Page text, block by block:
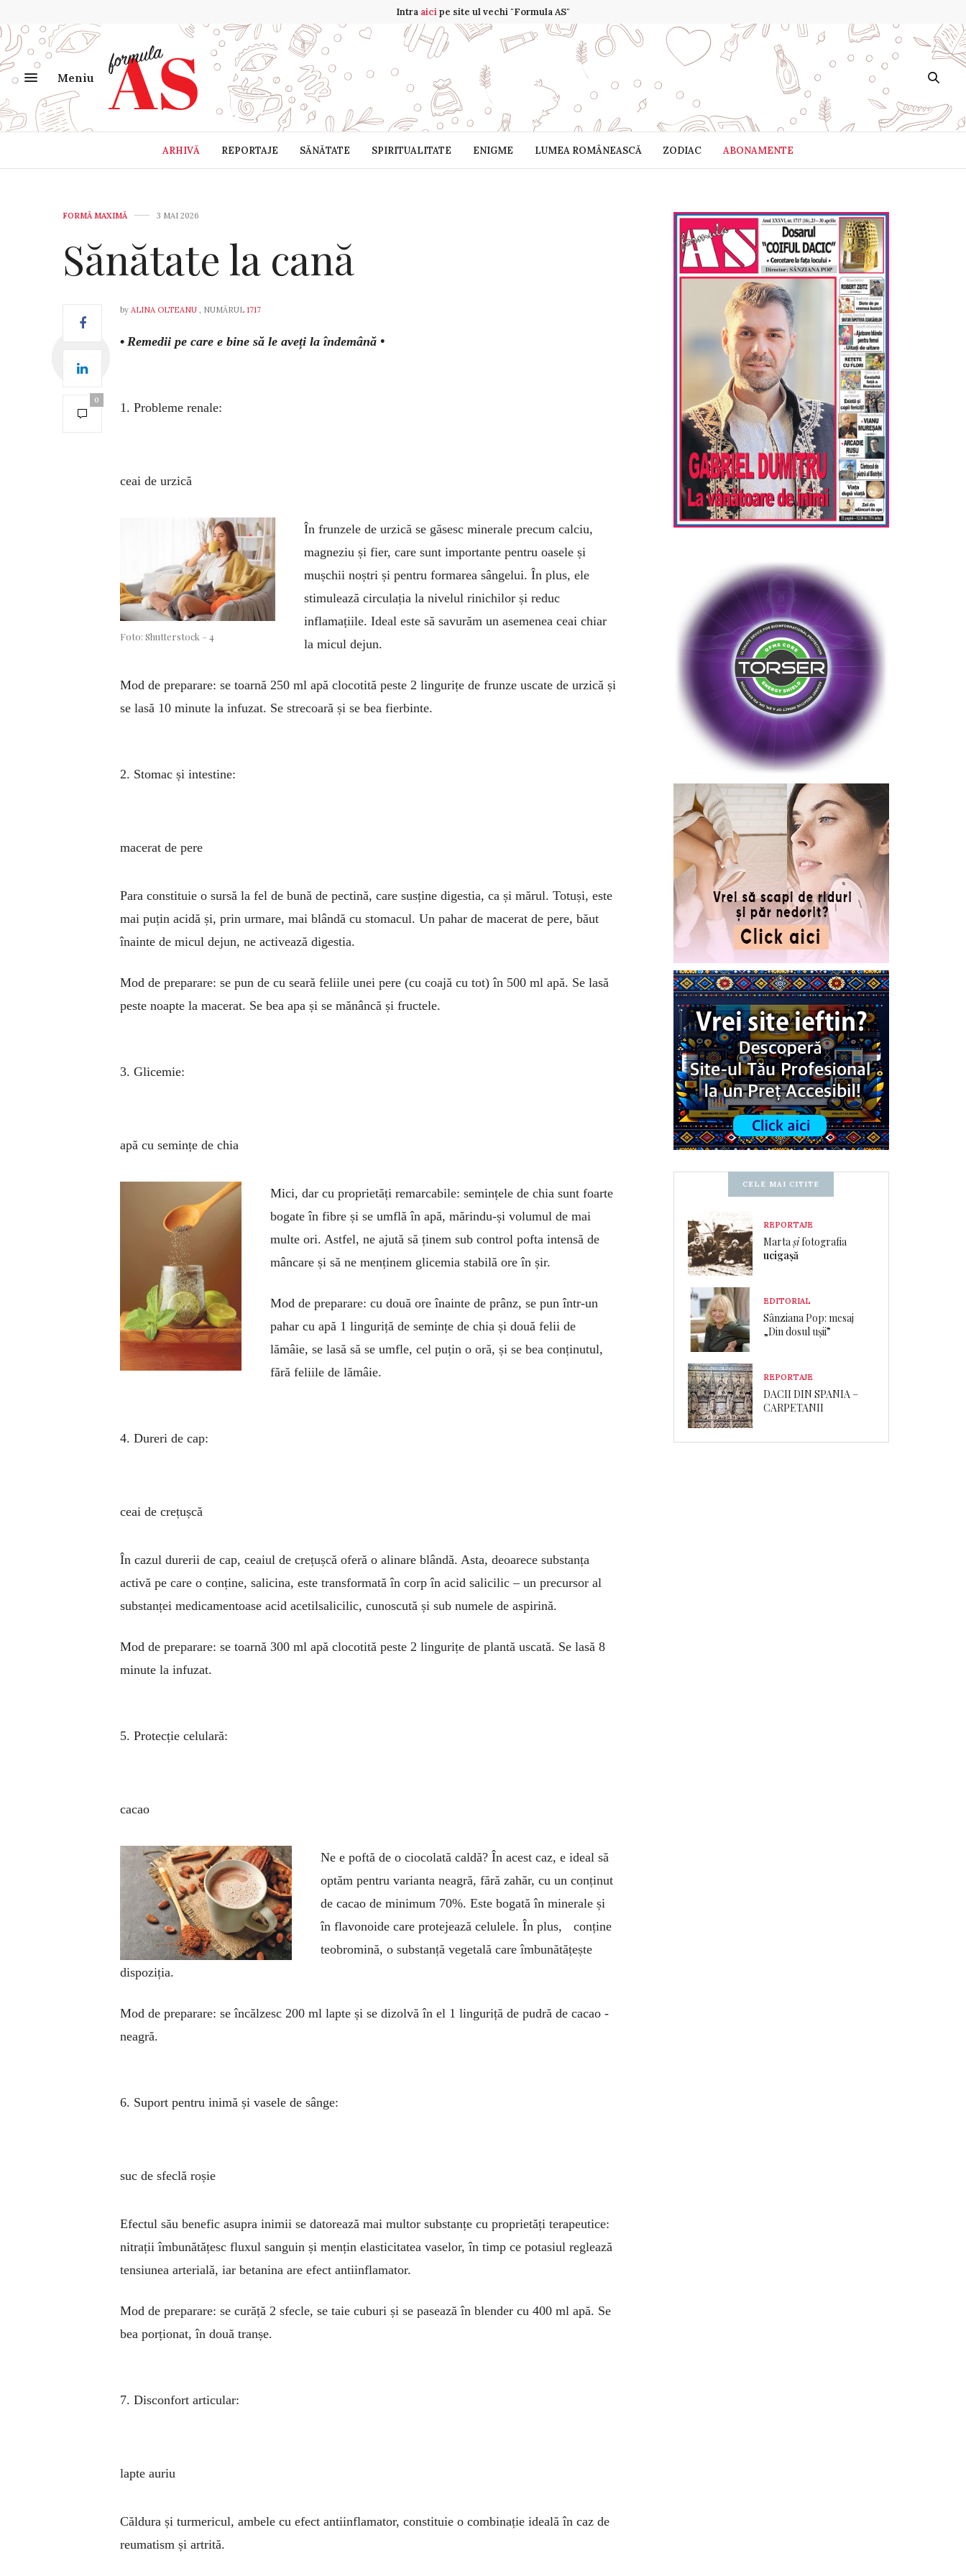
Intra aicipe site ul vechi "Formula AS"
Meniu
ARHIVĂ REPORTAJE SĂNĂTATE SPIRITUALITATE ENIGME LUMEA ROMÂNEASCĂ ZODIAC ABONAMENTE
FORMĂ MAXIMĂ 3 MAI 2026
Sănătate la cană
0
by ALINA OLTEANU , NUMĂRUL 1717
• Remedii pe care e bine să le aveți la îndemână •
1. Probleme renale:
ceai de urzică
Foto: Shutterstock – 4
În frunzele de urzică se găsesc minerale precum calciu,
magneziu și fier, care sunt importante pentru oasele și
mușchii noștri și pentru formarea sângelui. În plus, ele
stimulează circulația la nivelul rinichilor și reduc
inflamațiile. Ideal este să savurăm un asemenea ceai chiar
la micul dejun.
Mod de preparare: se toarnă 250 ml apă clocotită peste 2 lingurițe de frunze uscate de urzică și
se lasă 10 minute la infuzat. Se strecoară și se bea fierbinte.
2. Stomac și intestine:
macerat de pere
Para constituie o sursă la fel de bună de pectină, care susține digestia, ca și mărul. Totuși, este
mai puțin acidă și, prin urmare, mai blândă cu stomacul. Un pahar de macerat de pere, băut
înainte de micul dejun, ne activează digestia.
Mod de preparare: se pun de cu seară feliile unei pere (cu coajă cu tot) în 500 ml apă. Se lasă
peste noapte la macerat. Se bea apa și se mănâncă și fructele.
3. Glicemie:
apă cu semințe de chia
Mici, dar cu proprietăți remarcabile: semințele de chia sunt foarte
bogate în fibre și se umflă în apă, mărindu-și volumul de mai
multe ori. Astfel, ne ajută să ținem sub control pofta intensă de
mâncare și să ne menținem glicemia stabilă ore în șir.
Mod de preparare: cu două ore îna­inte de prânz, se pun într-un
pahar cu apă 1 linguriță de semințe de chia și două felii de
lămâie, se lasă să se umfle, cel puțin o oră, și se bea conținutul,
fără feliile de lămâie.
4. Dureri de cap:
ceai de crețușcă
În cazul durerii de cap, ceaiul de crețușcă oferă o alinare blândă. Asta, deoarece substanța
activă pe care o conține, salicina, este transformată în corp în acid salicilic – un precursor al
substanței medicamentoase acid acetilsalicilic, cunoscută și sub numele de aspirină.
Mod de preparare: se toarnă 300 ml apă clocotită peste 2 lingurițe de plantă uscată. Se lasă 8
minute la infuzat.
5. Protecție celulară:
cacao
Ne e poftă de o ciocolată caldă? În acest caz, e ideal să
optăm pentru varianta neagră, fără zahăr, cu un conținut
de cacao de minimum 70%. Este bogată în minerale și
în flavonoide care protejează celulele. În plus, conține
teobromină, o substanță vegetală care îmbunătățește
dispoziția.
Mod de preparare: se încălzesc 200 ml lapte și se dizolvă în el 1 linguriță de pudră de cacao ­
neagră.
6. Suport pentru inimă și vasele de sânge:
suc de sfeclă roșie
Efectul său benefic asupra inimii se datorează mai multor substanțe cu proprietăți terapeutice:
nitrații îmbunătățesc fluxul sanguin și mențin elasticitatea vaselor, în timp ce potasiul reglează
tensiunea arterială, iar betanina are efect antiinflamator.
Mod de preparare: se curăță 2 sfecle, se taie cuburi și se pasează în blender cu 400 ml apă. Se
bea porționat, în două tranșe.
7. Disconfort articular:
lapte auriu
Căldura și turmericul, ambele cu efect antiinflamator, constituie o combinație ideală în caz de
reumatism și artrită.
CELE MAI CITITE
REPORTAJE
Martașifotografia
ucigașă
EDITORIAL
Sânziana Pop: mesaj
„Din dosul ușii”
REPORTAJE
DACII DIN SPANIA –
CARPETANII